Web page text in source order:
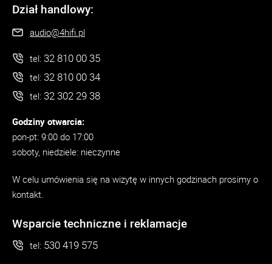
Dział handlowy:
audio@4hifi.pl
tel: 32 810 00 35
tel: 32 810 00 34
tel: 32 302 29 38
Godziny otwarcia:
pon-pt: 9:00 do 17:00
soboty, niedziele: nieczynne
W celu umówienia się na wizytę w innych godzinach prosimy o
kontakt.
Wsparcie techniczne i reklamacje
tel: 530 419 575